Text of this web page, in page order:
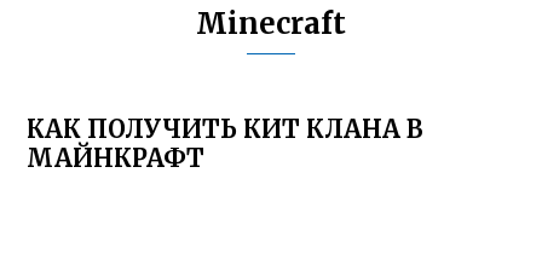
Minecraft
КАК ПОЛУЧИТЬ КИТ КЛАНА В
МАЙНКРАФТ